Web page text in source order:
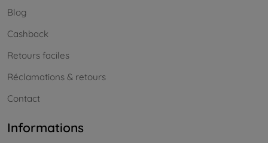
Blog
Cashback
Retours faciles
Réclamations & retours
Contact
Informations